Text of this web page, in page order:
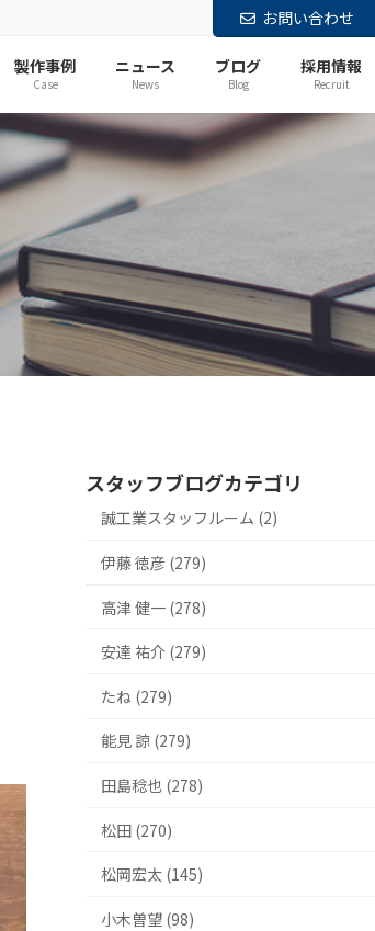
お問い合わせ
製作事例
Case
ニュース
News
ブログ
Blog
採用情報
Recruit
スタッフブログカテゴリ
誠工業スタッフルーム (2)
伊藤 徳彦 (279)
高津 健一 (278)
安達 祐介 (279)
たね (279)
能見 諒 (279)
田島稔也 (278)
松田 (270)
松岡宏太 (145)
小木曽望 (98)